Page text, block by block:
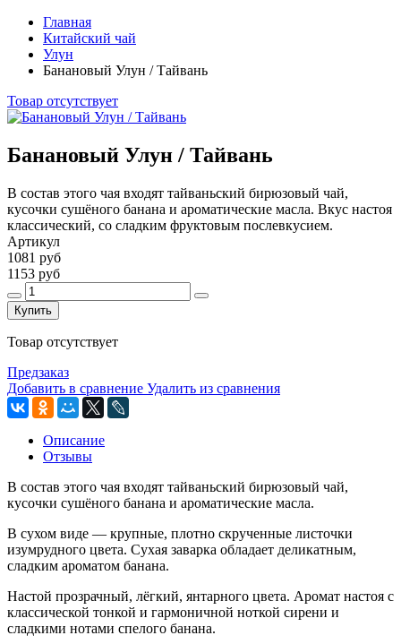
Главная
Китайский чай
Улун
Банановый Улун / Тайвань
Товар отсутствует
Банановый Улун / Тайвань
В состав этого чая входят тайваньский бирюзовый чай,
кусочки сушёного банана и ароматические масла. Вкус настоя
классический, со сладким фруктовым послевкусием.
Артикул
1081 руб
1153 руб
Купить
Товар отсутствует
Предзаказ
Добавить в сравнение Удалить из сравнения
Описание
Отзывы
В состав этого чая входят тайваньский бирюзовый чай,
кусочки сушёного банана и ароматические масла.
В сухом виде — крупные, плотно скрученные листочки
изумрудного цвета. Сухая заварка обладает деликатным,
сладким ароматом банана.
Настой прозрачный, лёгкий, янтарного цвета. Аромат настоя с
классической тонкой и гармоничной ноткой сирени и
сладкими нотами спелого банана.